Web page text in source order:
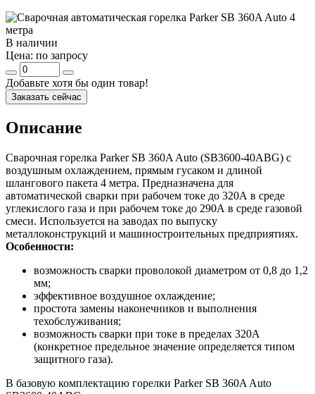
В наличии
Цена: по запросу
Добавьте хотя бы один товар!
Заказать сейчас
Описание
Сварочная горелка Parker SB 360A Auto (SB3600-40ABG) с
воздушным охлаждением, прямым гусаком и длиной
шлангового пакета 4 метра. Предназначена для
автоматической сварки при рабочем токе до 320А в среде
углекислого газа и при рабочем токе до 290А в среде газовой
смеси. Используется на заводах по выпуску
металлоконструкций и машиностроительных предприятиях.
Особенности:
возможность сварки проволокой диаметром от 0,8 до 1,2
мм;
эффективное воздушное охлаждение;
простота замены наконечников и выполнения
техобслуживания;
возможность сварки при токе в пределах 320А
(конкретное предельное значение определяется типом
защитного газа).
В базовую комплектацию горелки Parker SB 360A Auto